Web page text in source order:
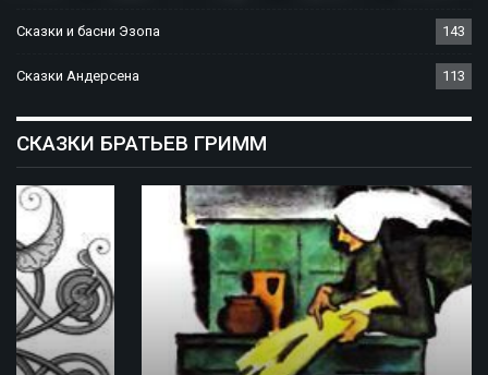
Сказки и басни Эзопа 143
Сказки Андерсена 113
СКАЗКИ БРАТЬЕВ ГРИММ